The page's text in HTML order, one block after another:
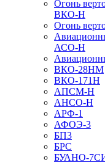
Огонь
ВКО-Н
Огонь
АСО-Н
ВКО-28НМ
ВКО-171Н
АПСМ-Н
АНСО-Н
АРФ-1
АФОЭ-3
БП3
БРС
БУАНО-